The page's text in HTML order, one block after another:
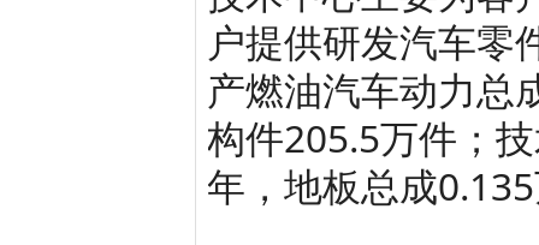
户提供研发汽车零
产燃油汽车动力总
构件205.5万件；
年，地板总成